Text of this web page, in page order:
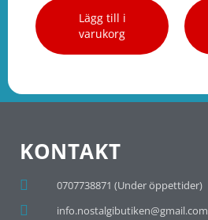
Lägg till i
varukorg
KONTAKT
0707738871 (Under öppettider)
info.nostalgibutiken@gmail.com